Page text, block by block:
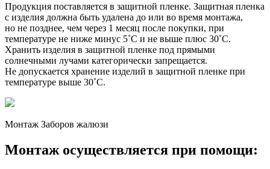
Продукция поставляется в защитной пленке. Защитная пленка
с изделия должна быть удалена до или во время монтажа,
но не позднее, чем через 1 месяц после покупки, при
температуре не ниже минус 5˚С и не выше плюс 30˚С.
Хранить изделия в защитной пленке под прямыми
солнечными лучами категорически запрещается.
Не допускается хранение изделий в защитной пленке при
температуре выше 30˚С.
Монтаж Заборов жалюзи
Монтаж осуществляется при помощи: